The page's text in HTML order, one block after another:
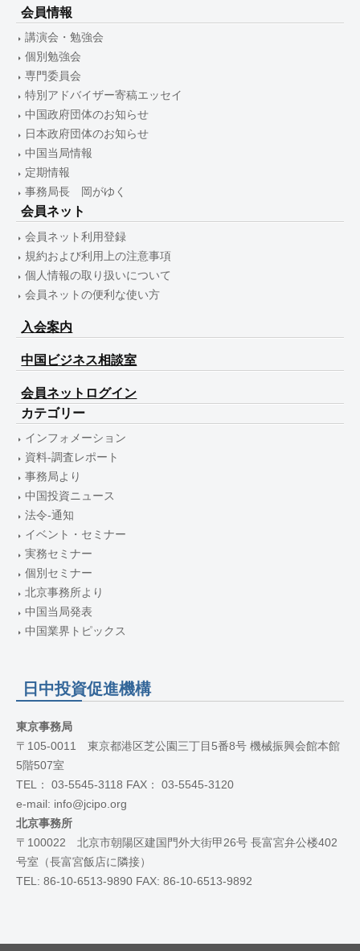
会員情報
講演会・勉強会
個別勉強会
専門委員会
特別アドバイザー寄稿エッセイ
中国政府団体のお知らせ
日本政府団体のお知らせ
中国当局情報
定期情報
事務局長 岡がゆく
会員ネット
会員ネット利用登録
規約および利用上の注意事項
個人情報の取り扱いについて
会員ネットの便利な使い方
入会案内
中国ビジネス相談室
会員ネットログイン
カテゴリー
インフォメーション
資料-調査レポート
事務局より
中国投資ニュース
法令-通知
イベント・セミナー
実務セミナー
個別セミナー
北京事務所より
中国当局発表
中国業界トピックス
日中投資促進機構
東京事務局
〒105-0011 東京都港区芝公園三丁目5番8号 機械振興会館本館
5階507室
TEL： 03-5545-3118 FAX： 03-5545-3120
e-mail: info@jcipo.org
北京事務所
〒100022 北京市朝陽区建国門外大街甲26号 長富宮弁公楼402
号室（長富宮飯店に隣接）
TEL: 86-10-6513-9890 FAX: 86-10-6513-9892